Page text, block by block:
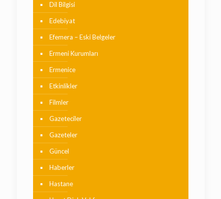
Dil Bilgisi
Edebiyat
Efemera – Eski Belgeler
Ermeni Kurumları
Ermenice
Etkinlikler
Filmler
Gazeteciler
Gazeteler
Güncel
Haberler
Hastane